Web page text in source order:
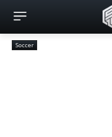
Soccer